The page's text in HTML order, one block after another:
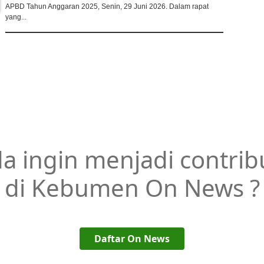
APBD Tahun Anggaran 2025, Senin, 29 Juni 2026. Dalam rapat
yang...
ingin menjadi
di Kebumen On News ?
Daftar On News